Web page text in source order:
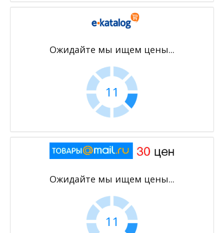
Ожидайте мы ищем цены...
11
Ожидайте мы ищем цены...
11